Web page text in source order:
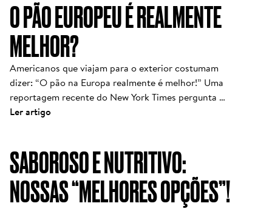
muitas padarias hoje, o que parece uma simples
baguete esconde uma longa lista de ingredientes
industriais: melhoradores de massa, conservantes,
açúcares adicionados, enzimas desconhecidas e
farinhas que estão longe de serem naturais — tudo
em nome da velocidade e da duração.
O pão é mais do que um alimento básico: é um ritual
pão é fruto de paciência artesanal e um compromisso
genuíno com uma alimentação limpa. Essa dedicação
oferece uma alternativa verdadeira num mundo em
que nem todos os pães seguem os mesmos padrões.
O PÃO EUROPEU É REALMENTE
MELHOR?
Americanos que viajam para o exterior costumam
dizer: “O pão na Europa realmente é melhor!” Uma
reportagem recente do New York Times pergunta
por que tantas pessoas dizem comer baguetes,
resulta em inchaço ou cansaço. Há razões reais para
essa diferença, e a abordagem do Le Pain Quotidien
coloca essas descobertas em prática todos os dias.
Ler artigo
SABOROSO E NUTRITIVO:
NOSSAS “MELHORES OPÇÕES”!